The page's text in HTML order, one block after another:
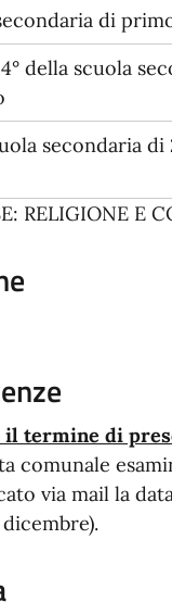
di
4° della scuola
secondaria di
RELIGIONE E
il termine di
comunale
via mail la